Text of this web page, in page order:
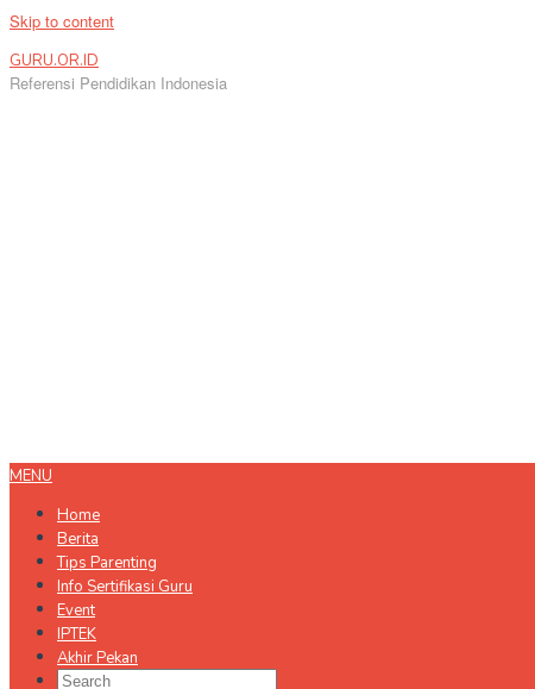
Skip to content
GURU.OR.ID
Referensi Pendidikan Indonesia
MENU
Home
Berita
Tips Parenting
Info Sertifikasi Guru
Event
IPTEK
Akhir Pekan